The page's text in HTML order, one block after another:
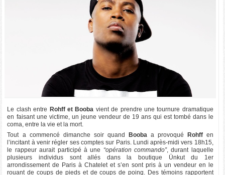
Le clash entre Rohff et Booba vient de prendre une tournure dramatique
en faisant une victime, un jeune vendeur de 19 ans qui est tombé dans le
coma, entre la vie et la mort.
Tout a commencé dimanche soir quand Booba a provoqué Rohffen
l’incitant à venir régler ses comptes sur Paris. Lundi après-midi vers 18h15,
le rappeur aurait participé à une “opération commando”, durant laquelle
plusieurs individus sont allés dans la boutique Ünkut du 1er
arrondissement de Paris à Chatelet et s’en sont pris à un vendeur en le
rouantde coups de pieds et de coups de poing . Des témoins rapportent